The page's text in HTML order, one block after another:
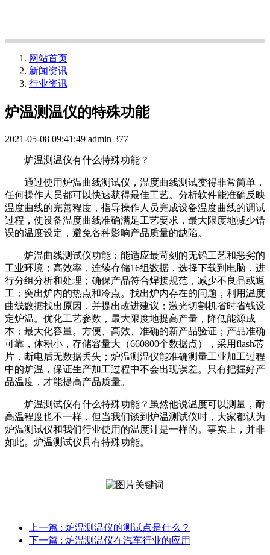
网站首页
新闻资讯
行业资讯
炉温测温仪的特殊功能
2021-05-08 09:41:49 admin 377
炉温测温仪有什么特殊功能？
通过使用炉温曲线测试仪，温度曲线测试变得非常简单，
任何操作人员都可以快速获得最佳工艺。分析软件能准确反映
温度曲线的完善程度，指导操作人员完成设备温度曲线的调试
过程，使设备温度曲线准确满足工艺要求，最大限度地减少错
误的温度设定，避免各种影响产品质量的缺陷。
炉温曲线测试仪功能：能适应最苛刻的无铅工艺和恶劣的
工业环境；高效率，连续存储16组数据，选择下载到电脑，进
行分组分析和处理；确保产品符合焊接规范，减少不良品或返
工；突出炉内的热点和冷点。找出炉内存在的问题，利用温度
曲线数据找出原因，并提出改进建议；激光切割机省时省钱设
定炉温。优化工艺参数，最大限度地提高产量，降低能源成
本；最大化容量。方便、高效、准确的新产品验证；产品准确
可靠，体积小，存储容量大（660800个数据点），采用flash芯
片，断电后无数据丢失；炉温测温仪能准确测量工业加工过程
中的炉温，保证生产加工过程中不会出现误差。只有把握好产
品温度，才能提高产品质量。
炉温测试仪有什么特殊功能？虽然他说温度可以测量，耐
高温程度也不一样，但当我们谈到炉温测试仪时，大家都认为
炉温测试仪和我们行业使用的温度计是一样的。事实上，并非
如此。炉温测试仪具有特殊功能。
上一篇 : 炉温测温仪的测试点是什么？
下一篇 : 炉温测温仪在汽车行业的应用